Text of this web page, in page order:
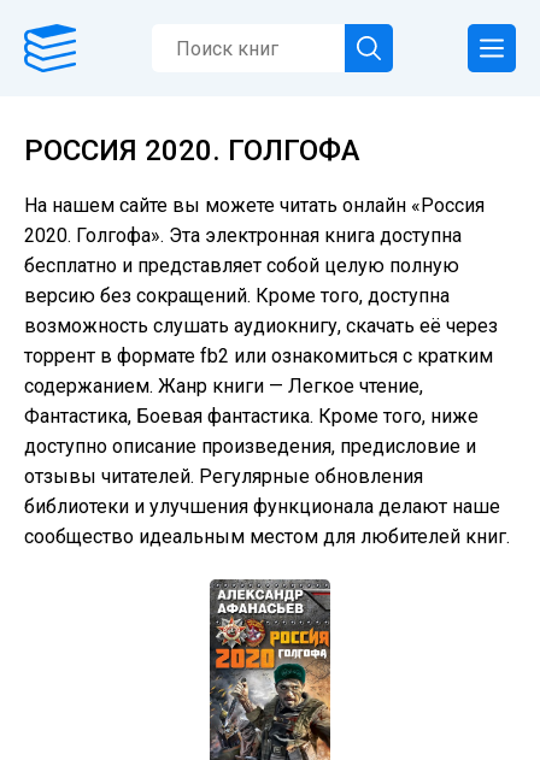
РОССИЯ 2020. ГОЛГОФА
На нашем сайте вы можете читать онлайн «Россия
2020. Голгофа». Эта электронная книга доступна
бесплатно и представляет собой целую полную
версию без сокращений. Кроме того, доступна
возможность слушать аудиокнигу, скачать её через
торрент в формате fb2 или ознакомиться с кратким
содержанием. Жанр книги — Легкое чтение,
Фантастика, Боевая фантастика. Кроме того, ниже
доступно описание произведения, предисловие и
отзывы читателей. Регулярные обновления
библиотеки и улучшения функционала делают наше
сообщество идеальным местом для любителей книг.